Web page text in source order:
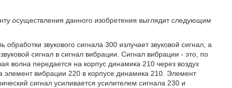
осуществления данного изобретения выглядит следующим
звукового сигнала 300 излучает звуковой сигнал, а
сигнал в сигнал вибрации. Сигнал вибрации - это, по
волна передается на корпус динамика 210 через воздух
элемент вибрации 220 в корпусе динамика 210. Элемент
сигнал усиливается усилителем сигнала 230 и